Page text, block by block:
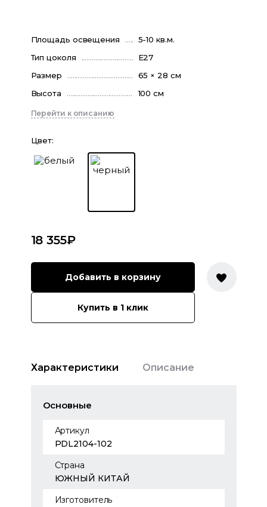
Площадь освещения
5-10 кв.м.
Тип цоколя
E27
Размер
65 × 28 см
Высота
100 см
Перейти к описанию
Цвет:
18 355₽
Добавить в корзину
Купить в 1 клик
Характеристики Описание
Основные
Артикул
PDL2104-102
Страна
ЮЖНЫЙ КИТАЙ
Изготовитель